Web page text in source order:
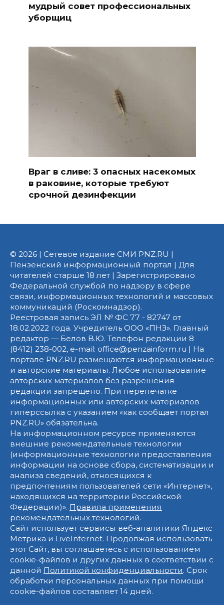
мудрый совет профессиональных
уборщиц
Враг в сливе: 3 опасных насекомых
в раковине, которые требуют
срочной дезинфекции
© 2026 | Сетевое издание СМИ PNZ.RU |
Пензенский информационный портал | Для
читателей старше 18 лет | Зарегистрировано
Федеральной службой по надзору в сфере
связи, информационных технологий и массовых
коммуникаций (Роскомнадзор).
Реестровая запись ЭЛ № ФС 77 - 82747 от
18.02.2022 года. Учредитель ООО «ПНЗ». Главный
редактор — Белов В.Ю. Телефон редакции 8
(8412) 238-002, e-mail: office@penzainform.ru | На
портале PNZ.RU размещаются информационные
и авторские материалы. Любое использование
авторских материалов без разрешения
редакции запрещено. При перепечатке
информационных или авторских материалов
гиперссылка с указанием «как сообщает портал
PNZ.RU» обязательна.
На информационном ресурсе применяются
внешние рекомендательные технологии
(информационные технологии предоставления
информации на основе сбора, систематизации и
анализа сведений, относящихся к
предпочтениям пользователей сети «Интернет»,
находящихся на территории Российской
Федерации)». Правила применения
рекомендательных технологий.
Сайт использует сервисы веб-аналитики Яндекс
Метрика и LiveInternet. Продолжая использовать
этот Сайт, вы соглашаетесь с использованием
cookie-файлов и других данных в соответствии с
данной Политикой конфиденциальности. Срок
обработки персональных данных при помощи
cookie-файлов составляет 14 дней.